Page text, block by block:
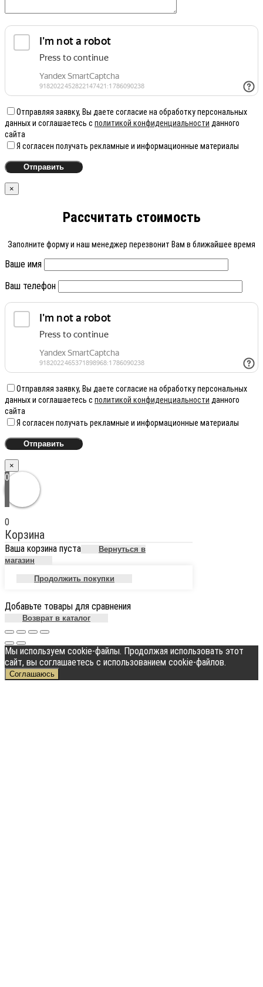
Отправляя заявку, Вы даете согласие на обработку персональных
данных и соглашаетесь с политикой конфиденциальности данного
сайта
Я согласен получать рекламные и информационные материалы
×
Рассчитать стоимость
Заполните форму и наш менеджер перезвонит Вам в ближайшее время
Ваше имя
Ваш телефон
Отправляя заявку, Вы даете согласие на обработку персональных
данных и соглашаетесь с политикой конфиденциальности данного
сайта
Я согласен получать рекламные и информационные материалы
×
0
0
Корзина
Ваша корзина пуста
Вернуться в
магазин
Продолжить покупки
Добавьте товары для сравнения
Возврат в каталог
Мы используем cookie-файлы. Продолжая использовать этот
сайт, вы соглашаетесь с использованием cookie-файлов.
Соглашаюсь